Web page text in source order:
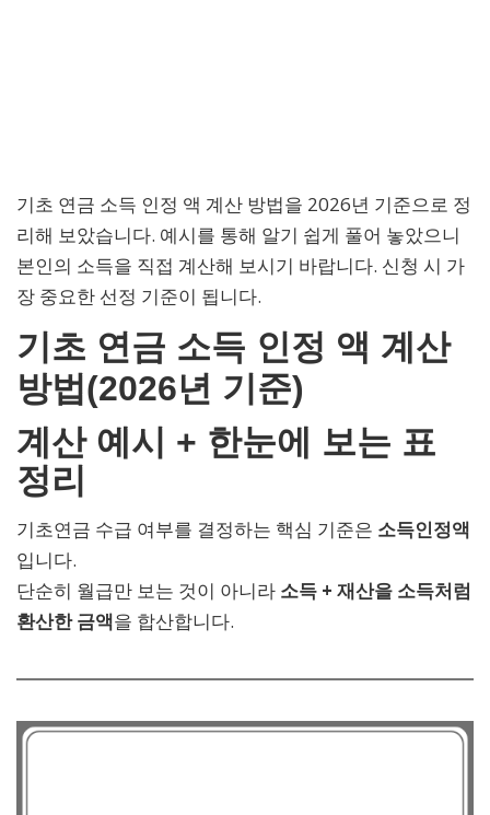
기초 연금 소득 인정 액 계산 방법을 2026년 기준으로 정
리해 보았습니다. 예시를 통해 알기 쉽게 풀어 놓았으니
본인의 소득을 직접 계산해 보시기 바랍니다. 신청 시 가
장 중요한 선정 기준이 됩니다.
기초 연금 소득 인정 액 계산
방법(2026년 기준)
계산 예시 + 한눈에 보는 표
정리
기초연금 수급 여부를 결정하는 핵심 기준은 소득인정액
입니다.
단순히 월급만 보는 것이 아니라 소득 + 재산을 소득처럼
환산한 금액을 합산합니다.